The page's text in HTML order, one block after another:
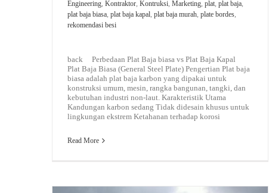
Engineering Kontraktor Kontruksi Marketing plat plat baja
plat baja biasa plat baja kapal plat baja murah plate bordes
rekomendasi besi
back Perbedaan Plat Baja biasa vs Plat Baja Kapal
Plat Baja Biasa (General Steel Plate) Pengertian Plat baja
biasa adalah plat baja karbon yang dipakai untuk
konstruksi umum, mesin, rangka bangunan, tangki, dan
kebutuhan industri non-laut. Karakteristik Utama
Kandungan karbon sedang Tidak didesain khusus untuk
lingkungan ekstrem Ketahanan terhadap korosi
Read More